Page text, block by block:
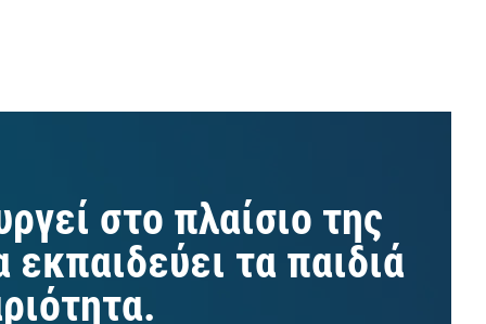
στο πλαίσιο της
τα παιδιά